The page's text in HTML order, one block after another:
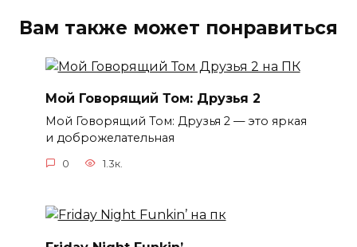
Вам также может понравиться
Мой Говорящий Том: Друзья 2
Мой Говорящий Том: Друзья 2 — это яркая
и доброжелательная
0 1.3к.